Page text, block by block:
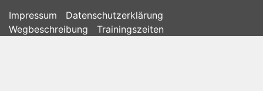
Impressum
Datenschutzerklärung
Wegbeschreibung
Trainingszeiten